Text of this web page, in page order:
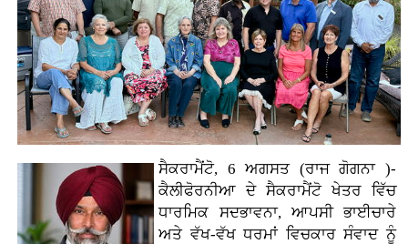
ਸੈਕਰਾਮੈਂਟੋ, 6 ਅਗਸਤ (ਰਾਜ ਗੋਗਨਾ )-
ਕੈਲੀਫੋਰਨੀਆ ਦੇ ਸੈਕਰਾਮੈਂਟੋ ਖੇਤਰ ਵਿੱਚ
ਧਾਰਮਿਕ ਸਦਭਾਵਨਾ, ਆਪਸੀ ਭਾਈਚਾਰੇ
ਅਤੇ ਵੱਖ-ਵੱਖ ਧਰਮਾਂ ਵਿਚਕਾਰ ਸੰਵਾਦ ਨੂੰ